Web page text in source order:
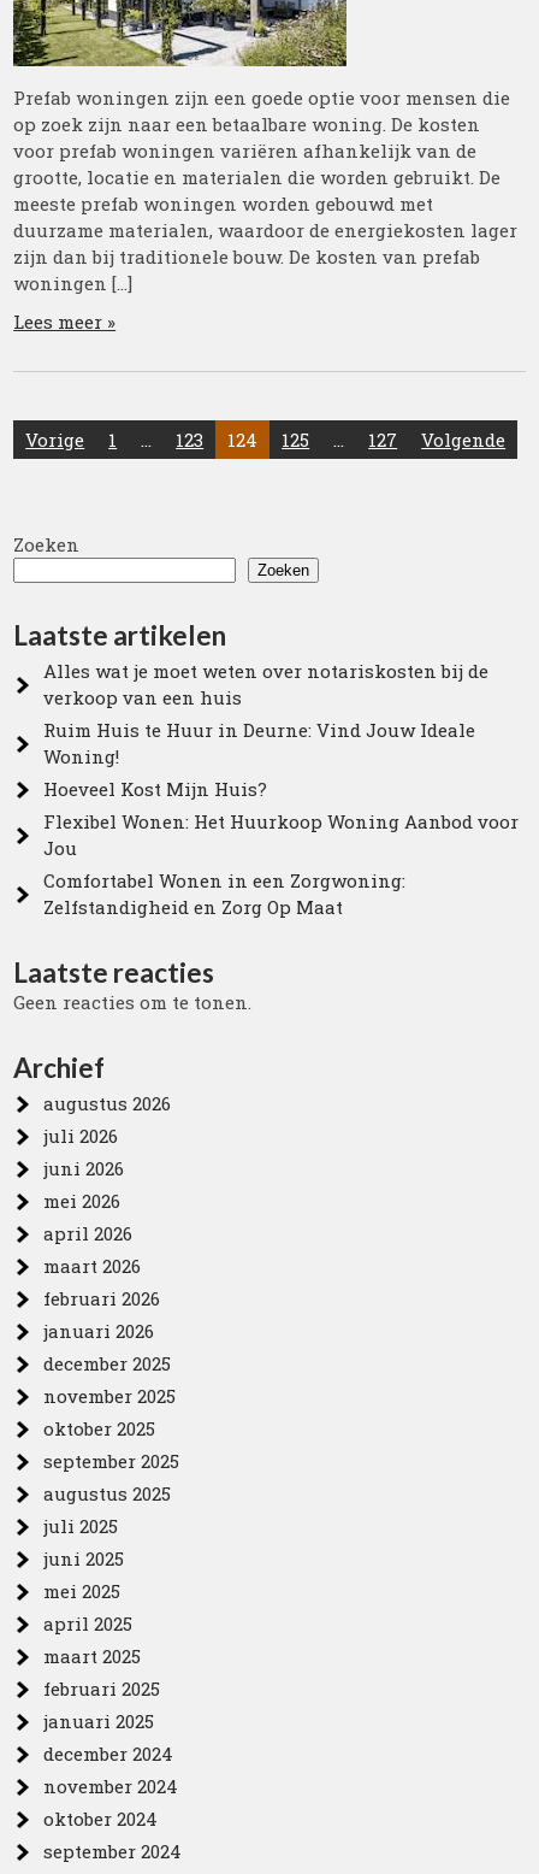
Prefab woningen zijn een goede optie voor mensen die
op zoek zijn naar een betaalbare woning. De kosten
voor prefab woningen variëren afhankelijk van de
grootte, locatie en materialen die worden gebruikt. De
meeste prefab woningen worden gebouwd met
duurzame materialen, waardoor de energiekosten lager
zijn dan bij traditionele bouw. De kosten van prefab
woningen […]
Lees meer »
Posts
pagination
Vorige 1 … 123 124 125 … 127 Volgende
Zoeken
Zoeken
Laatste artikelen
Alles wat je moet weten over notariskosten bij de
verkoop van een huis
Ruim Huis te Huur in Deurne: Vind Jouw Ideale
Woning!
Hoeveel Kost Mijn Huis?
Flexibel Wonen: Het Huurkoop Woning Aanbod voor
Jou
Comfortabel Wonen in een Zorgwoning:
Zelfstandigheid en Zorg Op Maat
Laatste reacties
Geen reacties om te tonen.
Archief
augustus 2026
juli 2026
juni 2026
mei 2026
april 2026
maart 2026
februari 2026
januari 2026
december 2025
november 2025
oktober 2025
september 2025
augustus 2025
juli 2025
juni 2025
mei 2025
april 2025
maart 2025
februari 2025
januari 2025
december 2024
november 2024
oktober 2024
september 2024